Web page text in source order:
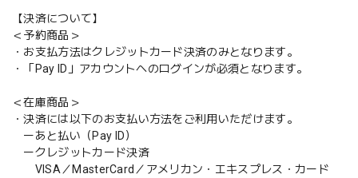
【決済について】
＜予約商品＞
・お支払方法はクレジットカード決済のみとなります。
・「Pay ID」アカウントへのログインが必須となります。
＜在庫商品＞
・決済には以下のお支払い方法をご利用いただけます。
ーあと払い（Pay ID）
ークレジットカード決済
VISA／MasterCard／アメリカン・エキスプレス・カード